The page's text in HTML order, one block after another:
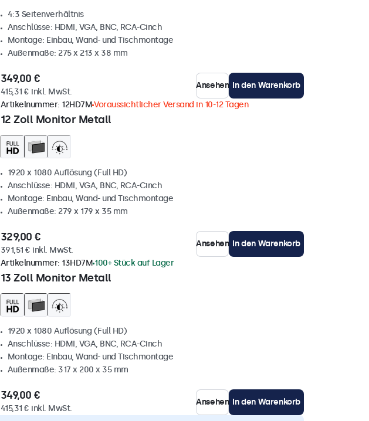
4:3 Seitenverhältnis
Anschlüsse: HDMI, VGA, BNC, RCA-Cinch
Montage: Einbau, Wand- und Tischmontage
Außenmaße: 275 x 213 x 38 mm
349,00 €
415,31 € inkl. MwSt.
Ansehen In den Warenkorb
12 Zoll Monitor Metall
Artikelnummer: 12HD7MVoraussichtlicher Versand in 10-12 Tagen
1920 x 1080 Auflösung (Full HD)
Anschlüsse: HDMI, VGA, BNC, RCA-Cinch
Montage: Einbau, Wand- und Tischmontage
Außenmaße: 279 x 179 x 35 mm
329,00 €
391,51 € inkl. MwSt.
Ansehen In den Warenkorb
13 Zoll Monitor Metall
Artikelnummer: 13HD7M 100+ Stück auf Lager
1920 x 1080 Auflösung (Full HD)
Anschlüsse: HDMI, VGA, BNC, RCA-Cinch
Montage: Einbau, Wand- und Tischmontage
Außenmaße: 317 x 200 x 35 mm
349,00 €
415,31 € inkl. MwSt.
Ansehen In den Warenkorb